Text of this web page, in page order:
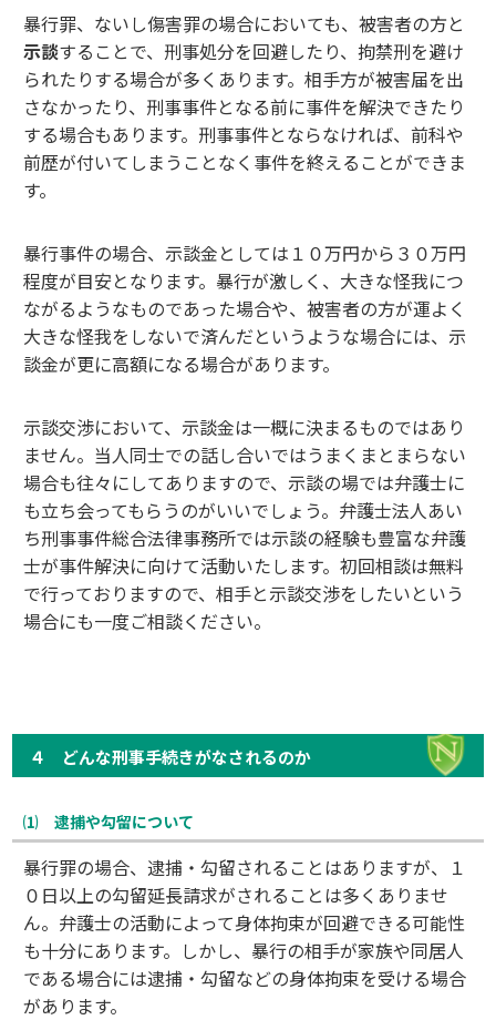
暴行罪、ないし傷害罪の場合においても、被害者の方と
示談することで、刑事処分を回避したり、拘禁刑を避け
られたりする場合が多くあります。相手方が被害届を出
さなかったり、刑事事件となる前に事件を解決できたり
する場合もあります。刑事事件とならなければ、前科や
前歴が付いてしまうことなく事件を終えることができま
す。
暴行事件の場合、示談金としては１０万円から３０万円
程度が目安となります。暴行が激しく、大きな怪我につ
ながるようなものであった場合や、被害者の方が運よく
大きな怪我をしないで済んだというような場合には、示
談金が更に高額になる場合があります。
示談交渉において、示談金は一概に決まるものではあり
ません。当人同士での話し合いではうまくまとまらない
場合も往々にしてありますので、示談の場では弁護士に
も立ち会ってもらうのがいいでしょう。弁護士法人あい
ち刑事事件総合法律事務所では示談の経験も豊富な弁護
士が事件解決に向けて活動いたします。初回相談は無料
で行っておりますので、相手と示談交渉をしたいという
場合にも一度ご相談ください。
４ どんな刑事手続きがなされるのか
⑴ 逮捕や勾留について
暴行罪の場合、逮捕・勾留されることはありますが、１
０日以上の勾留延長請求がされることは多くありませ
ん。弁護士の活動によって身体拘束が回避できる可能性
も十分にあります。しかし、暴行の相手が家族や同居人
である場合には逮捕・勾留などの身体拘束を受ける場合
があります。